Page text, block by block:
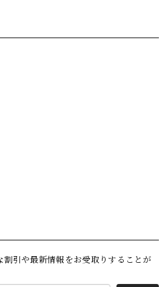
割引や最新情報をお受取りすることが